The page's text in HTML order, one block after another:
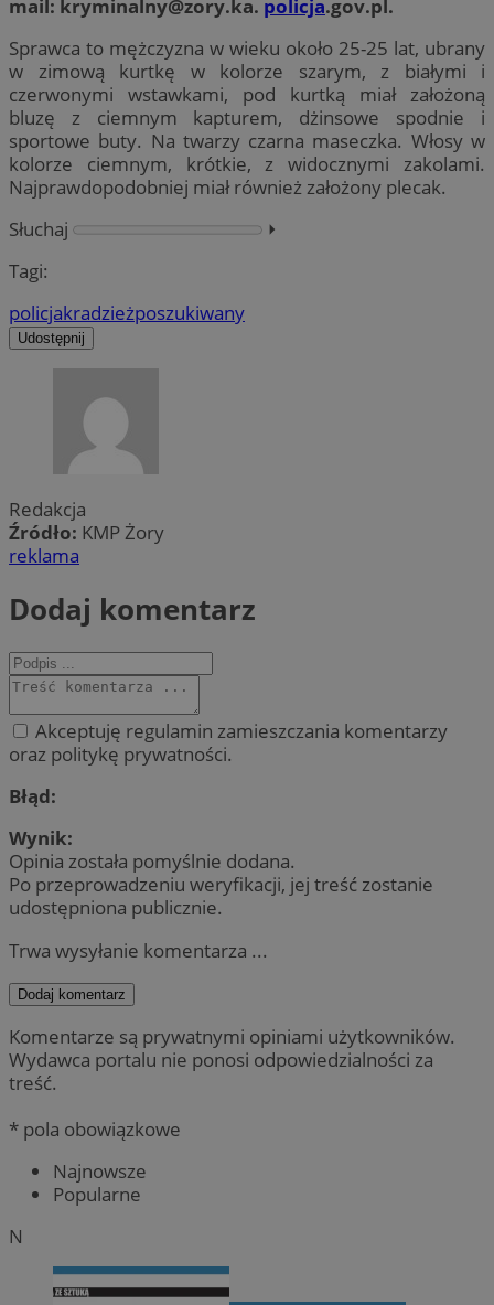
mail: kryminalny@zory.ka. policja.gov.pl.
Sprawca to mężczyzna w wieku około 25-25 lat, ubrany
w zimową kurtkę w kolorze szarym, z białymi i
czerwonymi wstawkami, pod kurtką miał założoną
bluzę z ciemnym kapturem, dżinsowe spodnie i
sportowe buty. Na twarzy czarna maseczka. Włosy w
kolorze ciemnym, krótkie, z widocznymi zakolami.
Najprawdopodobniej miał również założony plecak.
Słuchaj
⏵︎
Tagi:
policjakradzieżposzukiwany
Udostępnij
Redakcja
Źródło: KMP Żory
reklama
Dodaj komentarz
Akceptuję regulamin zamieszczania komentarzy
oraz politykę prywatności.
Błąd:
Wynik:
Opinia została pomyślnie dodana.
Po przeprowadzeniu weryfikacji, jej treść zostanie
udostępniona publicznie.
Trwa wysyłanie komentarza ...
Dodaj komentarz
Komentarze są prywatnymi opiniami użytkowników.
Wydawca portalu nie ponosi odpowiedzialności za
treść.
* pola obowiązkowe
Najnowsze
Popularne
N